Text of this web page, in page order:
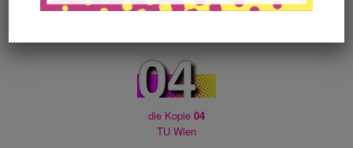
die Kopie 04
TU Wien